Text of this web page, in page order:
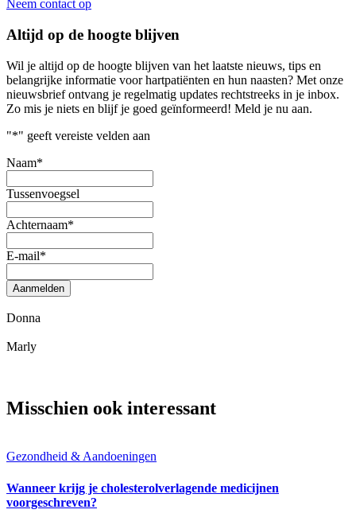
Neem contact op
Altijd op de hoogte blijven
Wil je altijd op de hoogte blijven van het laatste nieuws, tips en
belangrijke informatie voor hartpatiënten en hun naasten? Met onze
nieuwsbrief ontvang je regelmatig updates rechtstreeks in je inbox.
Zo mis je niets en blijf je goed geïnformeerd! Meld je nu aan.
"*" geeft vereiste velden aan
Naam*
Tussenvoegsel
Achternaam*
E-mail*
Aanmelden
Donna
Marly
Misschien ook interessant
Gezondheid & Aandoeningen
Wanneer krijg je cholesterolverlagende medicijnen
voorgeschreven?